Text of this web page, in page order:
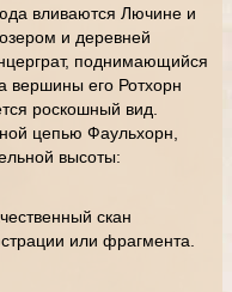
вливаются Лючине и
и деревней
поднимающийся
вершины его Ротхорн
роскошный вид.
цепью Фаульхорн,
высоты:
скан
или фрагмента.